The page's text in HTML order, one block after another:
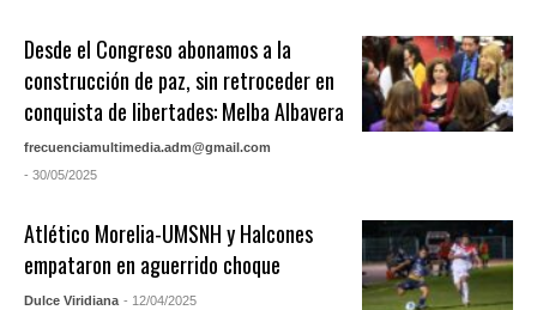
Desde el Congreso abonamos a la
construcción de paz, sin retroceder en
conquista de libertades: Melba Albavera
frecuenciamultimedia.adm@gmail.com
- 30/05/2025
Atlético Morelia-UMSNH y Halcones
empataron en aguerrido choque
Dulce Viridiana - 12/04/2025